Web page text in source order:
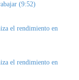
(9:52)
el rendimiento en
el rendimiento en